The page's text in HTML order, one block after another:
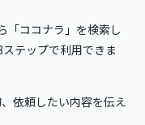
「ココナラ」を検索し
テップで利用できま
依頼したい内容を伝え